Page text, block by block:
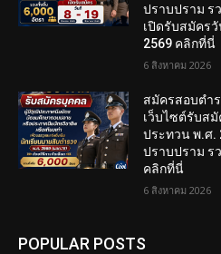
ปราบปราม ร
เปิดรับสมัคร
2569 คลิกที่นี่
6 สิงหาคม 2026
สมัครสอบตํา
เว็บไซต์รับส
ประทวน พ.ศ.
ปราบปราม ร
คลิกที่นี่
6 สิงหาคม 2026
POPULAR POSTS